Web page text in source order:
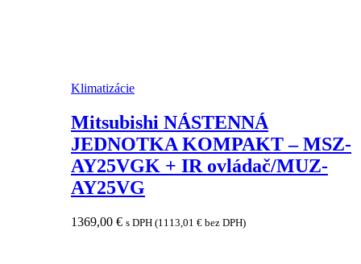
Klimatizácie
Mitsubishi NÁSTENNÁ
JEDNOTKA KOMPAKT – MSZ-
AY25VGK + IR ovládač/MUZ-
AY25VG
1369,00 € s DPH (1113,01 € bez DPH)